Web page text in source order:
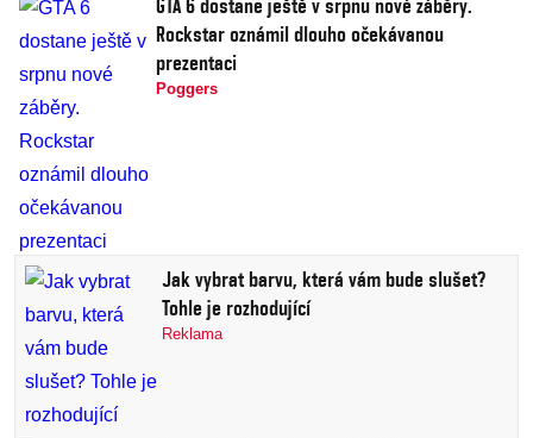
GTA 6 dostane ještě v srpnu nové záběry.
Rockstar oznámil dlouho očekávanou
prezentaci
Poggers
Jak vybrat barvu, která vám bude slušet?
Tohle je rozhodující
Reklama